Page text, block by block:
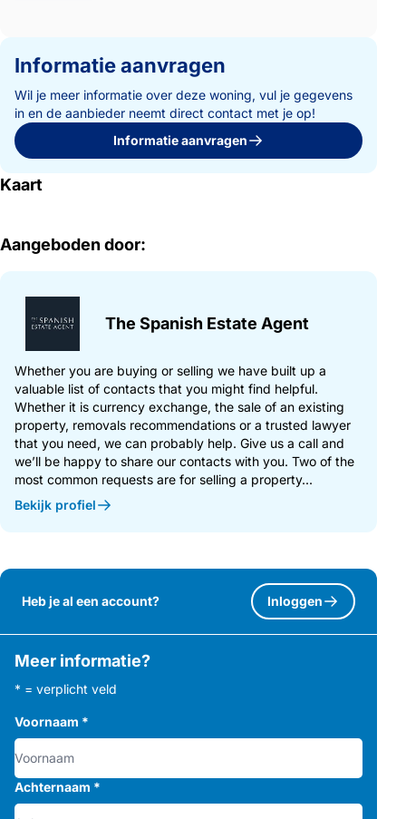
Informatie aanvragen
Wil je meer informatie over deze woning, vul je gegevens
in en de aanbieder neemt direct contact met je op!
Informatie aanvragen
Kaart
Aangeboden door:
The Spanish Estate Agent
Whether you are buying or selling we have built up a
valuable list of contacts that you might find helpful.
Whether it is currency exchange, the sale of an existing
property, removals recommendations or a trusted lawyer
that you need, we can probably help. Give us a call and
we’ll be happy to share our contacts with you. Two of the
most common requests are for selling a property...
Bekijk profiel
Heb je al een account? Inloggen
Meer informatie?
* = verplicht veld
Voornaam *
Achternaam *